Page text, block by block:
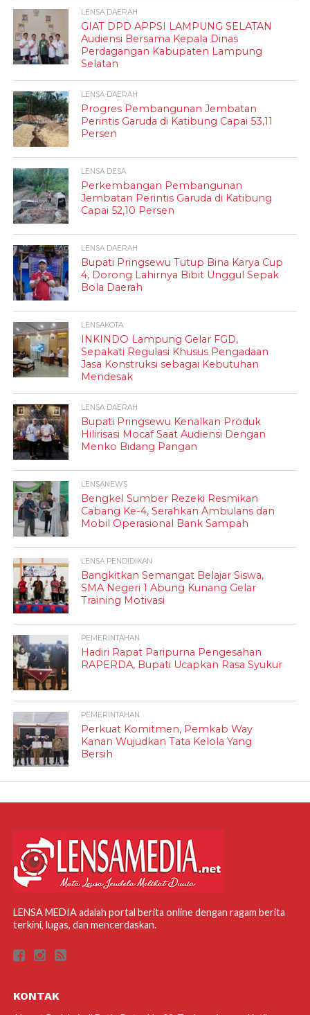
LENSA DAERAH
GIAT DPD APPSI LAMPUNG SELATAN
Audiensi Bersama Kepala Dinas
Perdagangan Kabupaten Lampung
Selatan
LENSA DAERAH
Progres Pembangunan Jembatan
Perintis Garuda di Katibung Capai 53,11
Persen
LENSA DESA
Perkembangan Pembangunan
Jembatan Perintis Garuda di Katibung
Capai 52,10 Persen
LENSA DAERAH
Bupati Pringsewu Tutup Bina Karya Cup
4, Dorong Lahirnya Bibit Unggul Sepak
Bola Daerah
LENSAKOTA
INKINDO Lampung Gelar FGD,
Sepakati Regulasi Khusus Pengadaan
Jasa Konstruksi sebagai Kebutuhan
Mendesak
LENSA DAERAH
Bupati Pringsewu Kenalkan Produk
Hilirisasi Mocaf Saat Audiensi Dengan
Menko Bidang Pangan
LENSANEWS
Bengkel Sumber Rezeki Resmikan
Cabang Ke-4, Serahkan Ambulans dan
Mobil Operasional Bank Sampah
LENSA PENDIDIKAN
Bangkitkan Semangat Belajar Siswa,
SMA Negeri 1 Abung Kunang Gelar
Training Motivasi
PEMERINTAHAN
Hadiri Rapat Paripurna Pengesahan
RAPERDA, Bupati Ucapkan Rasa Syukur
PEMERINTAHAN
Perkuat Komitmen, Pemkab Way
Kanan Wujudkan Tata Kelola Yang
Bersih
LENSA MEDIA adalah portal berita online dengan ragam berita
terkini, lugas, dan mencerdaskan.
KONTAK